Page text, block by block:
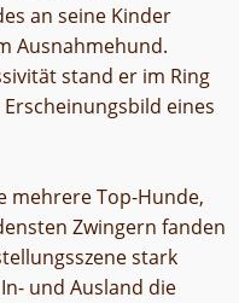
an seine Kinder
Ausnahmehund.
stand er im Ring
eines
mehrere Top-Hunde,
Zwingern fanden
stark
und Ausland die